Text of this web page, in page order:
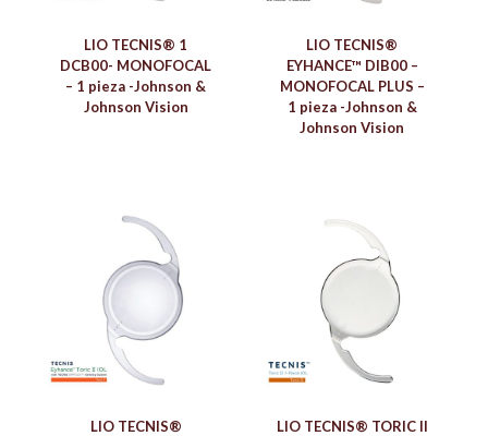
LIO TECNIS® 1
DCB00- MONOFOCAL
– 1 pieza -Johnson &
Johnson Vision
LIO TECNIS®
EYHANCE™ DIB00 –
MONOFOCAL PLUS –
1 pieza -Johnson &
Johnson Vision
LIO TECNIS®
LIO TECNIS® TORIC II